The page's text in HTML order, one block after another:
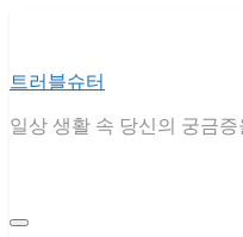
트러블슈터
일상 생활 속 당신의 궁금